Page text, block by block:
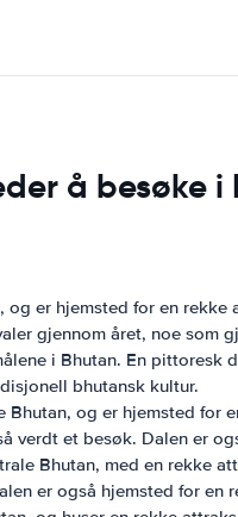
å besøke i
er hjemsted for en
gjennom året, noe som
i Bhutan. En
bhutansk kultur.
Bhutan, og er hjemsted for
verdt et besøk. Dalen er
Bhutan, med en rekke
er også hjemsted for en